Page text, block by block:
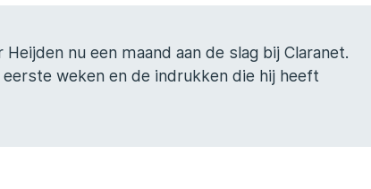
nu een maand aan de slag bij Claranet.
weken en de indrukken die hij heeft